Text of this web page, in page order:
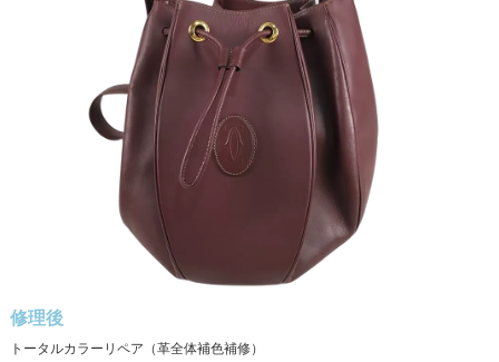
修理後
トータルカラーリペア（革全体補色補修）